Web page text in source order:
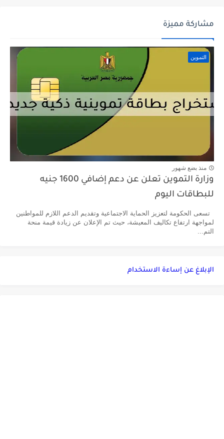
مشاركة مميزة
التموين
منذ بضع شهور
وزارة التموين تعلن عن دعم إضافي 1600 جنيه
للبطاقات اليوم
تسعى الحكومة لتعزيز الحماية الاجتماعية وتقديم الدعم اللازم للمواطنين
لمواجهة ارتفاع تكاليف المعيشة، حيث تم الإعلان عن زيادة قيمة منحة
التم...
الإبلاغ عن إساءة الاستخدام